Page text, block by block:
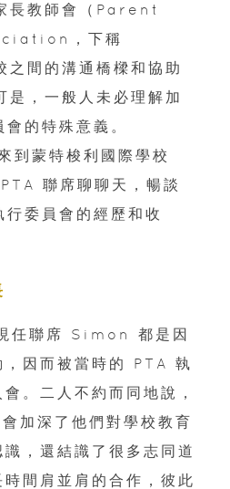
長教師會（Parent
，下稱
之間的溝通橋樑和協助
是，一般人未必理解加
的特殊意義。
蒙特梭利國際學校
聯席聊聊天，暢談
委員會的經歷和收
任聯席 Simon 都是因
，因而被當時的 PTA 執
。二人不約而同地說，
加深了他們對學校教育
，還結識了很多志同道
間肩並肩的合作，彼此